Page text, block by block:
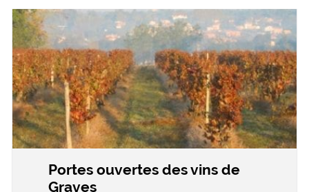
Portes ouvertes des vins de
Graves